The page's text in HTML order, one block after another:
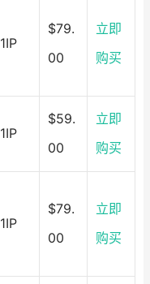
1IP
$79.
00
立即
购买
1IP
$59.
00
立即
购买
1IP
$79.
00
立即
购买